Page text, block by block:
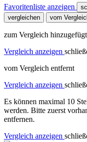
Favoritenliste anzeigen
vergleichen
vom
zum Vergleich hinzugefügt
Vergleich anzeigen
vom Vergleich entfernt
Vergleich anzeigen
Es können maximal 10
werden. Bitte zuerst
entfernen.
Vergleich anzeigen